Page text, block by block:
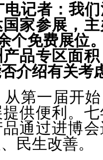
电记者：我
家参展，
个免费展位
品专区面
介绍有关考
从第一届开
提供便利。
品通过进博
民生改善。